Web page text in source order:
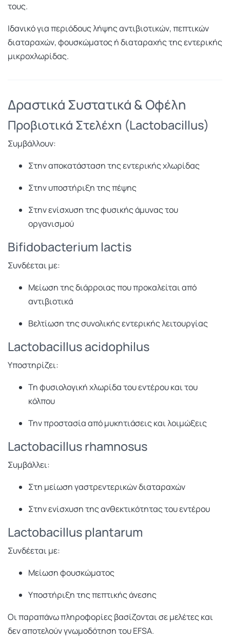
τους.
Ιδανικό για περιόδους λήψης αντιβιοτικών, πεπτικών
διαταραχών, φουσκώματος ή διαταραχής της εντερικής
μικροχλωρίδας.
Δραστικά Συστατικά & Οφέλη
Προβιοτικά Στελέχη (Lactobacillus)
Συμβάλλουν:
Στην αποκατάσταση της εντερικής χλωρίδας
Στην υποστήριξη της πέψης
Στην ενίσχυση της φυσικής άμυνας του
οργανισμού
Bifidobacterium lactis
Συνδέεται με:
Μείωση της διάρροιας που προκαλείται από
αντιβιοτικά
Βελτίωση της συνολικής εντερικής λειτουργίας
Lactobacillus acidophilus
Υποστηρίζει:
Τη φυσιολογική χλωρίδα του εντέρου και του
κόλπου
Την προστασία από μυκητιάσεις και λοιμώξεις
Lactobacillus rhamnosus
Συμβάλλει:
Στη μείωση γαστρεντερικών διαταραχών
Στην ενίσχυση της ανθεκτικότητας του εντέρου
Lactobacillus plantarum
Συνδέεται με:
Μείωση φουσκώματος
Υποστήριξη της πεπτικής άνεσης
Οι παραπάνω πληροφορίες βασίζονται σε μελέτες και
δεν αποτελούν γνωμοδότηση του EFSA.